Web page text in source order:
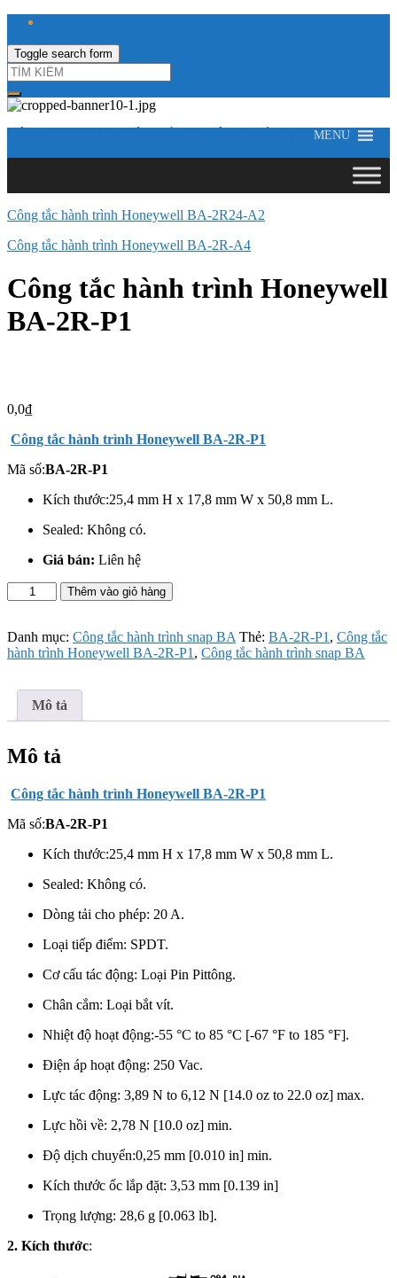
Toggle search form
CÔNG TY TNHH ĐIỆN VÀ TỰ ĐỘNG HÓA HƯNG LONG
MENU
Công tắc hành trình Honeywell BA-2R24-A2
Công tắc hành trình Honeywell BA-2R-A4
Công tắc hành trình Honeywell
BA-2R-P1
0,0₫
Công tắc hành trình Honeywell BA-2R-P1
Mã số:BA-2R-P1
Kích thước:25,4 mm H x 17,8 mm W x 50,8 mm L.
Sealed: Không có.
Giá bán: Liên hệ
Công
tắc
trình
Honeywell
số
Thêm vào giỏ hàng
Danh mục: Công tắc hành trình snap BA Thẻ: BA-2R-P1 , Công tắc
hành trình Honeywell BA-2R-P1 , Công tắc hành trình snap BA
Mô tả
Mô tả
Công tắc hành trình Honeywell BA-2R-P1
Mã số:BA-2R-P1
Kích thước:25,4 mm H x 17,8 mm W x 50,8 mm L.
Sealed: Không có.
Dòng tải cho phép: 20 A.
Loại tiếp điểm: SPDT.
Cơ cấu tác động: Loại Pin Pittông.
Chân cắm: Loại bắt vít.
Nhiệt độ hoạt động:-55 °C to 85 °C [-67 °F to 185 °F].
Điện áp hoạt động: 250 Vac.
Lực tác động: 3,89 N to 6,12 N [14.0 oz to 22.0 oz] max.
Lực hồi về: 2,78 N [10.0 oz] min.
Độ dịch chuyển:0,25 mm [0.010 in] min.
Kích thước ốc lắp đặt: 3,53 mm [0.139 in]
Trọng lượng: 28,6 g [0.063 lb].
2. Kích thước: